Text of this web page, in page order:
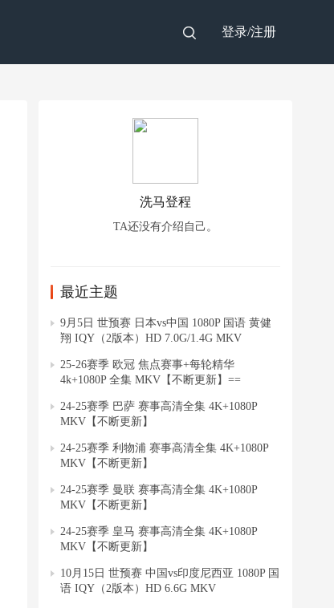
登录/注册
洗马登程
TA还没有介绍自己。
最近主题
9月5日 世预赛 日本vs中国 1080P 国语 黄健
翔 IQY（2版本）HD 7.0G/1.4G MKV
25-26赛季 欧冠 焦点赛事+每轮精华
4k+1080P 全集 MKV【不断更新】==
24-25赛季 巴萨 赛事高清全集 4K+1080P
MKV【不断更新】
24-25赛季 利物浦 赛事高清全集 4K+1080P
MKV【不断更新】
24-25赛季 曼联 赛事高清全集 4K+1080P
MKV【不断更新】
24-25赛季 皇马 赛事高清全集 4K+1080P
MKV【不断更新】
10月15日 世预赛 中国vs印度尼西亚 1080P 国
语 IQY（2版本）HD 6.6G MKV